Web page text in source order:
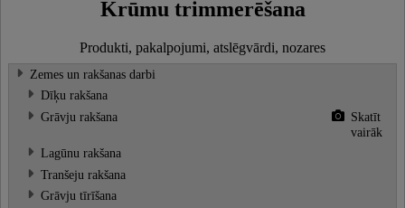
Krūmu trimmerēšana
Produkti, pakalpojumi, atslēgvārdi, nozares
Zemes un rakšanas darbi
Dīķu rakšana
Grāvju rakšana
Skatīt
vairāk
Lagūnu rakšana
Tranšeju rakšana
Grāvju tīrīšana